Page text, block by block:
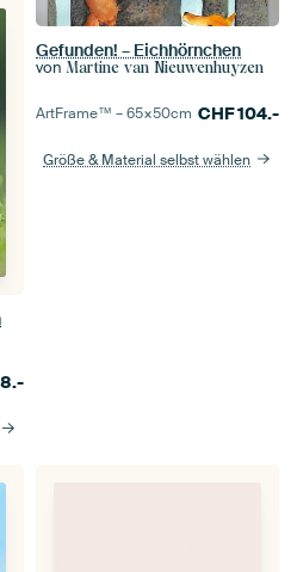
Gefunden! – Eichhörnchen
von Martine van Nieuwenhuyzen
ArtFrame™ –65×50cm CHF104.-
Größe & Material selbst wählen